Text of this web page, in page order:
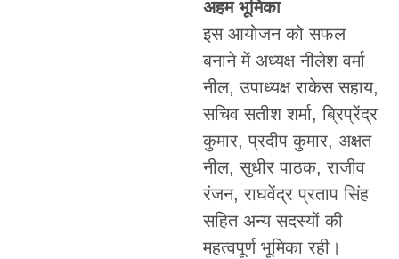
अहम भूमिका
इस आयोजन को सफल
बनाने में अध्यक्ष नीलेश वर्मा
नील, उपाध्यक्ष राकेस सहाय,
सचिव सतीश शर्मा, ब्रिप्रेंद्र
कुमार, प्रदीप कुमार, अक्षत
नील, सुधीर पाठक, राजीव
रंजन, राघवेंद्र प्रताप सिंह
सहित अन्य सदस्यों की
महत्वपूर्ण भूमिका रही।